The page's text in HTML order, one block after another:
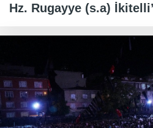
Hz. Rugayye (s.a)